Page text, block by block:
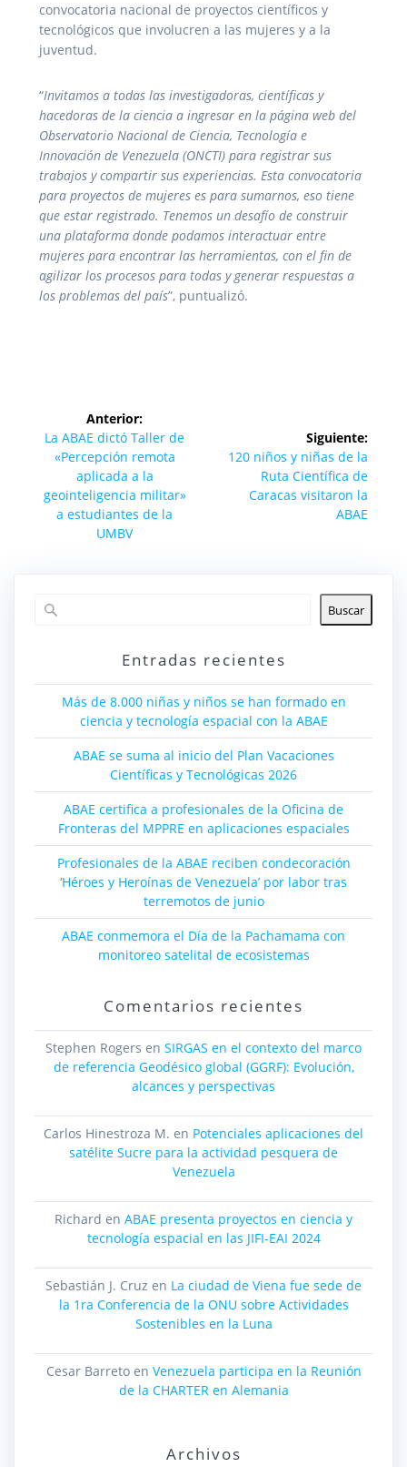
convocatoria nacional de proyectos científicos y
tecnológicos que involucren a las mujeres y a la
juventud.
“Invitamos a todas las investigadoras, científicas y
hacedoras de la ciencia a ingresar en la página web del
Observatorio Nacional de Ciencia, Tecnología e
Innovación de Venezuela (ONCTI) para registrar sus
trabajos y compartir sus experiencias. Esta convocatoria
para proyectos de mujeres es para sumarnos, eso tiene
que estar registrado. Tenemos un desafío de construir
una plataforma donde podamos interactuar entre
mujeres para encontrar las herramientas, con el fin de
agilizar los procesos para todas y generar respuestas a
los problemas del país”, puntualizó.
Navegación
de
entradas
Anterior:
Entrada
anterior:
La ABAE dictó Taller de
«Percepción remota
aplicada a la
geointeligencia militar»
a estudiantes de la
UMBV
Siguiente:
Siguiente
entrada:
120 niños y niñas de la
Ruta Científica de
Caracas visitaron la
ABAE
Buscar
Entradas recientes
Más de 8.000 niñas y niños se han formado en
ciencia y tecnología espacial con la ABAE
ABAE se suma al inicio del Plan Vacaciones
Científicas y Tecnológicas 2026
ABAE certifica a profesionales de la Oficina de
Fronteras del MPPRE en aplicaciones espaciales
Profesionales de la ABAE reciben condecoración
‘Héroes y Heroínas de Venezuela’ por labor tras
terremotos de junio
ABAE conmemora el Día de la Pachamama con
monitoreo satelital de ecosistemas
Comentarios recientes
Stephen Rogers en SIRGAS en el contexto del marco
de referencia Geodésico global (GGRF): Evolución,
alcances y perspectivas
Carlos Hinestroza M. en Potenciales aplicaciones del
satélite Sucre para la actividad pesquera de
Venezuela
Richard en ABAE presenta proyectos en ciencia y
tecnología espacial en las JIFI-EAI 2024
Sebastián J. Cruz en La ciudad de Viena fue sede de
la 1ra Conferencia de la ONU sobre Actividades
Sostenibles en la Luna
Cesar Barretoen Venezuela participa en la Reunión
de la CHARTER en Alemania
Archivos